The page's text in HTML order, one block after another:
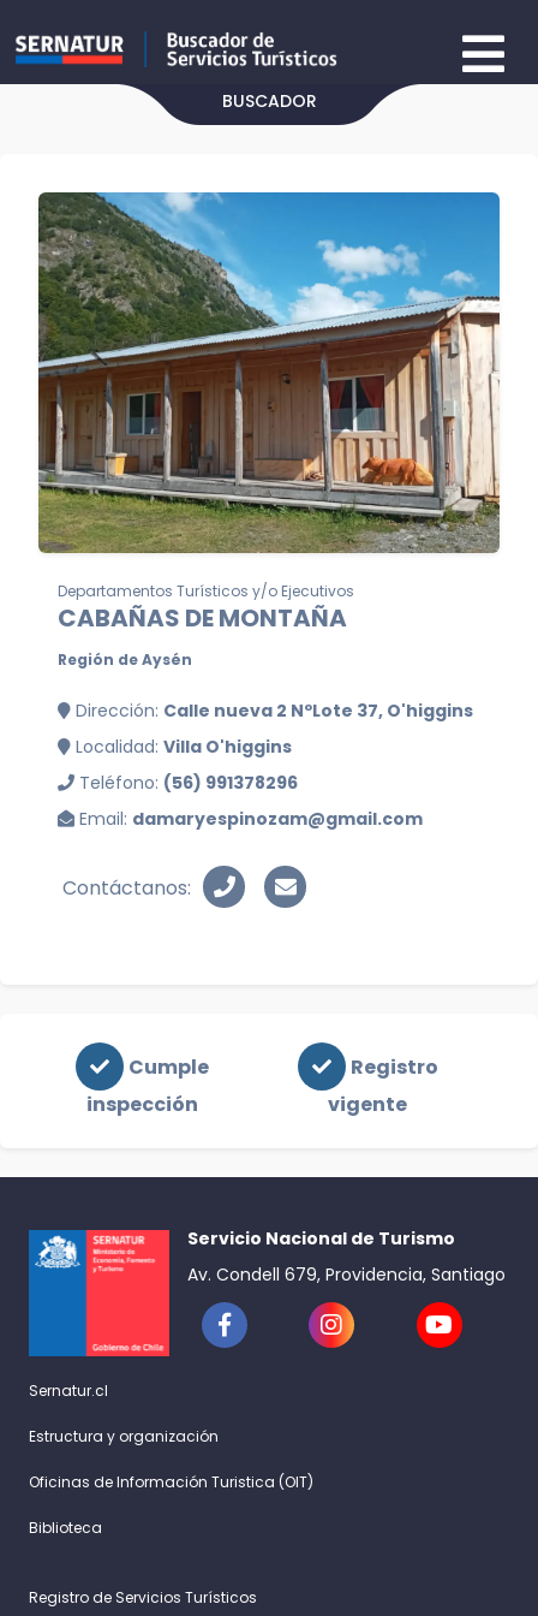
BUSCADOR
Departamentos Turísticos y/o Ejecutivos
CABAÑAS DE MONTAÑA
Región de Aysén
Dirección: Calle nueva 2 NºLote 37, O'higgins
Localidad: Villa O'higgins
Teléfono: (56) 991378296
Email: damaryespinozam@gmail.com
Contáctanos:
Cumple
inspección
Registro
vigente
Servicio Nacional de Turismo
Av. Condell 679, Providencia, Santiago
Sernatur.cl
Estructura y organización
Oficinas de Información Turistica (OIT)
Biblioteca
Registro de Servicios Turísticos